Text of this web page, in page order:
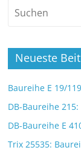
Neueste
Baureihe E 19/
DB-Baureihe
DB-Baureihe E
Trix 25535: